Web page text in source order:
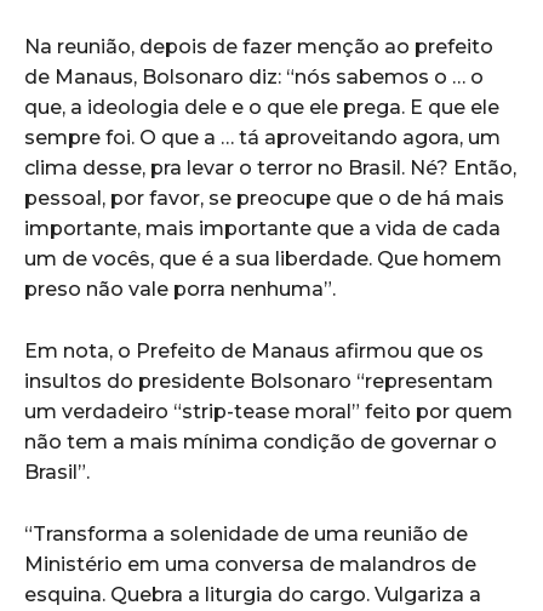
Na reunião, depois de fazer menção ao prefeito
de Manaus, Bolsonaro diz: “nós sabemos o … o
que, a ideologia dele e o que ele prega. E que ele
sempre foi. O que a … tá aproveitando agora, um
clima desse, pra levar o terror no Brasil. Né? Então,
pessoal, por favor, se preocupe que o de há mais
importante, mais importante que a vida de cada
um de vocês, que é a sua liberdade. Que homem
preso não vale porra nenhuma”.
Em nota, o Prefeito de Manaus afirmou que os
insultos do presidente Bolsonaro “representam
um verdadeiro “strip-tease moral” feito por quem
não tem a mais mínima condição de governar o
Brasil”.
“Transforma a solenidade de uma reunião de
Ministério em uma conversa de malandros de
esquina. Quebra a liturgia do cargo. Vulgariza a